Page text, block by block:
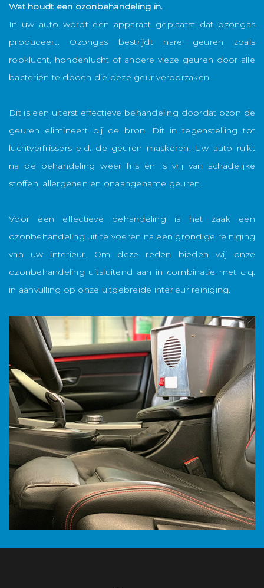
Wat houdt een ozonbehandeling in.
In uw auto wordt een apparaat geplaatst dat ozongas
produceert. Ozongas bestrijdt nare geuren zoals
rooklucht, hondenlucht of andere vieze geuren door alle
bacteriën te doden die deze geur veroorzaken.
Dit is een uiterst effectieve behandeling doordat ozon de
geuren elimineert bij de bron, Dit in tegenstelling tot
luchtverfrissers e.d. de geuren maskeren. Uw auto ruikt
na de behandeling weer fris en is vrij van schadelijke
stoffen, allergenen en onaangename geuren.
Voor een effectieve behandeling is het zaak een
ozonbehandeling uit te voeren na een grondige reiniging
van uw interieur. Om deze reden bieden wij onze
ozonbehandeling uitsluitend aan in combinatie met c.q.
in aanvulling op onze uitgebreide interieur reiniging.